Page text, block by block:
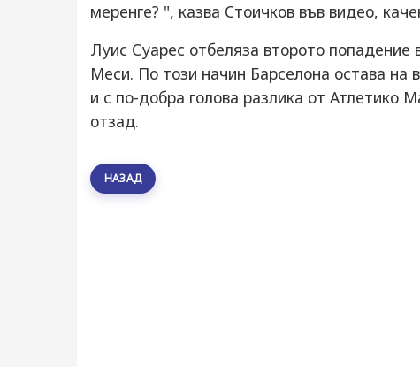
меренге? ", казва Стоичков във видео,
Луис Суарес отбеляза второто
Меси. По този начин Барселона остава на
и с по-добра голова разлика от
отзад.
НАЗАД